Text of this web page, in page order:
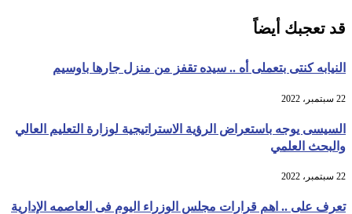
قد تعجبك أيضاً
النيابه كنتى بتعملى أه .. سيده تقفز من منزل جارها باوسيم
22 سبتمبر، 2022
السيسى يوجه باستعراض الرؤية الاستراتيجية لوزارة التعليم العالي
والبحث العلمي
22 سبتمبر، 2022
تعرف على .. اهم قرارات مجلس الوزراء اليوم فى العاصمه الإدارية